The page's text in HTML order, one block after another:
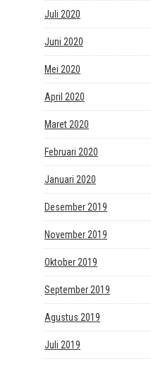
Juli 2020
Juni 2020
Mei 2020
April 2020
Maret 2020
Februari 2020
Januari 2020
Desember 2019
November 2019
Oktober 2019
September 2019
Agustus 2019
Juli 2019